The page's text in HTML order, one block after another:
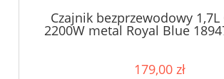
Czajnik bezprzewodowy
2200W metal Royal Blue
Hobbs
179,00 zł